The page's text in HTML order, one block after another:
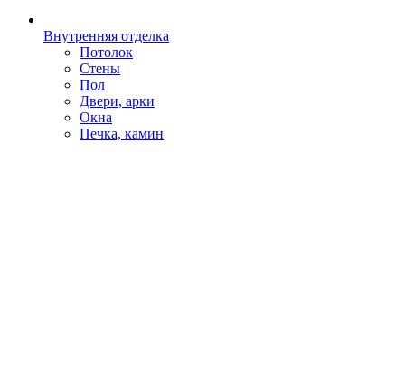
Внутренняя отделка
Потолок
Стены
Пол
Двери, арки
Окна
Печка, камин